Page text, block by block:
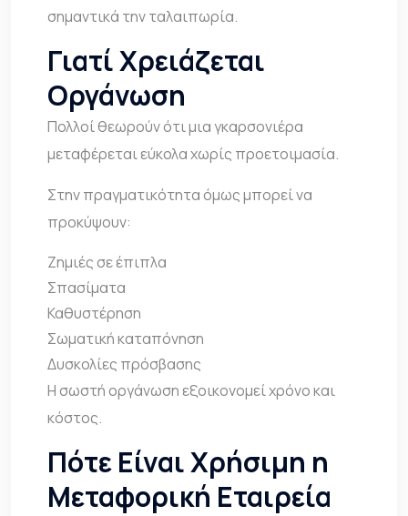
σημαντικά την ταλαιπωρία.
Γιατί Χρειάζεται
Οργάνωση
Πολλοί θεωρούν ότι μια γκαρσονιέρα
μεταφέρεται εύκολα χωρίς προετοιμασία.
Στην πραγματικότητα όμως μπορεί να
προκύψουν:
Ζημιές σε έπιπλα
Σπασίματα
Καθυστέρηση
Σωματική καταπόνηση
Δυσκολίες πρόσβασης
Η σωστή οργάνωση εξοικονομεί χρόνο και
κόστος.
Πότε Είναι Χρήσιμη η
Μεταφορική Εταιρεία